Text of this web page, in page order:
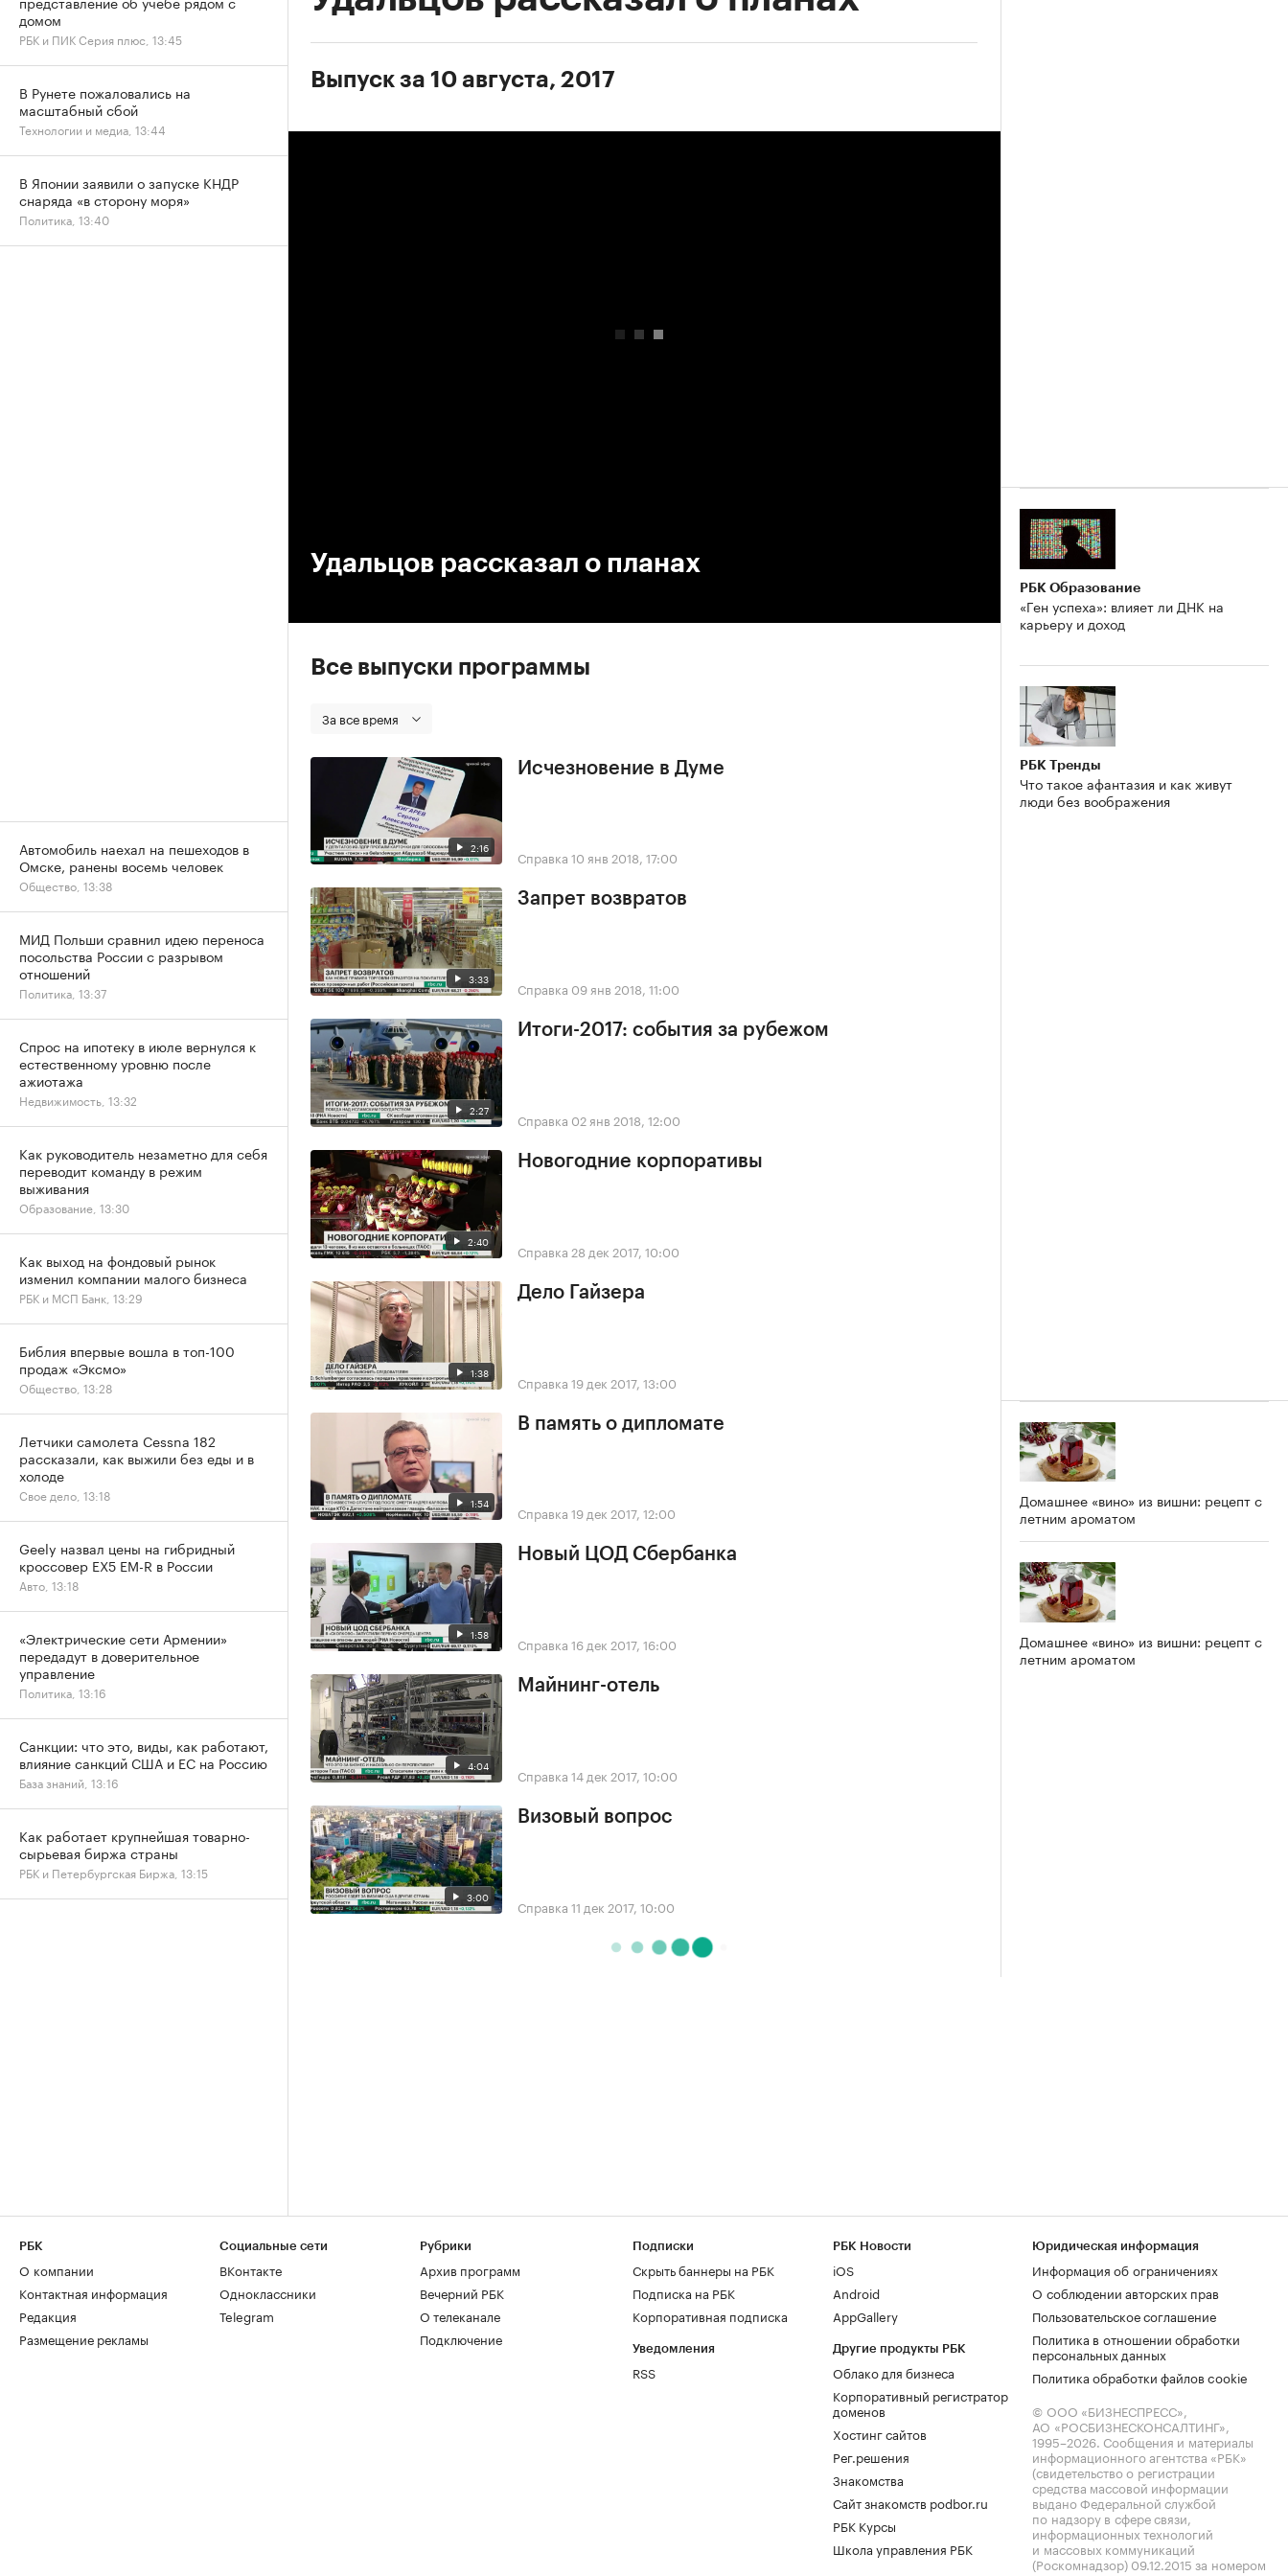
Выпуск за 10 августа, 2017
Удальцов рассказал о планах
Все выпуски программы
За все время
2:16
Исчезновение в Думе
Справка 10 янв 2018, 17:00
3:33
Запрет возвратов
Справка 09 янв 2018, 11:00
2:27
Итоги-2017: события за рубежом
Справка 02 янв 2018, 12:00
2:40
Новогодние корпоративы
Справка 28 дек 2017, 10:00
1:38
Дело Гайзера
Справка 19 дек 2017, 13:00
1:54
В память о дипломате
Справка 19 дек 2017, 12:00
1:58
Новый ЦОД Сбербанка
Справка 16 дек 2017, 16:00
4:04
Майнинг-отель
Справка 14 дек 2017, 10:00
3:00
Визовый вопрос
Справка 11 дек 2017, 10:00
РБК Образование
«Ген успеха»: влияет ли ДНК на
карьеру и доход
РБК Тренды
Что такое афантазия и как живут
люди без воображения
Домашнее «вино» из вишни: рецепт с
летним ароматом
Домашнее «вино» из вишни: рецепт с
летним ароматом
домом
РБК и ПИК Серия плюс, 13:45
В Рунете пожаловались на
масштабный сбой
Технологии и медиа, 13:44
В Японии заявили о запуске КНДР
снаряда «в сторону моря»
Политика, 13:40
Автомобиль наехал на пешеходов в
Омске, ранены восемь человек
Общество, 13:38
МИД Польши сравнил идею переноса
посольства России с разрывом
отношений
Политика, 13:37
Спрос на ипотеку в июле вернулся к
естественному уровню после
ажиотажа
Недвижимость, 13:32
Как руководитель незаметно для себя
переводит команду в режим
выживания
Образование, 13:30
Как выход на фондовый рынок
изменил компании малого бизнеса
РБК и МСП Банк, 13:29
Библия впервые вошла в топ-100
продаж «Эксмо»
Общество, 13:28
Летчики самолета Cessna 182
рассказали, как выжили без еды и в
холоде
Свое дело, 13:18
Geely назвал цены на гибридный
кроссовер EX5 EM-R в России
Авто, 13:18
«Электрические сети Армении»
передадут в доверительное
управление
Политика, 13:16
Санкции: что это, виды, как работают,
влияние санкций США и ЕС на Россию
База знаний, 13:16
Как работает крупнейшая товарно-
сырьевая биржа страны
РБК и Петербургская Биржа, 13:15
РБК
О компании
Контактная информация
Редакция
Размещение рекламы
Социальные сети
ВКонтакте
Одноклассники
Telegram
Рубрики
Архив программ
Вечерний РБК
О телеканале
Подключение
Подписки
Скрыть баннеры на РБК
Подписка на РБК
Корпоративная подписка
Уведомления
RSS
РБК Новости
iOS
Android
AppGallery
Другие продукты РБК
Облако для бизнеса
Корпоративный регистратор
доменов
Хостинг сайтов
Рег.решения
Знакомства
Сайт знакомств podbor.ru
РБК Курсы
Школа управления РБК
Юридическая информация
Информация об ограничениях
О соблюдении авторских прав
Пользовательское соглашение
Политика в отношении обработки
персональных данных
Политика обработки файлов cookie
© ООО «БИЗНЕСПРЕСС»,
АО «РОСБИЗНЕСКОНСАЛТИНГ»,
1995–2026. Сообщения и материалы
информационного агентства «РБК»
(свидетельство о регистрации
средства массовой информации
выдано Федеральной службой
по надзору в сфере связи,
информационных технологий
и массовых коммуникаций
(Роскомнадзор) 09.12.2015 за номером